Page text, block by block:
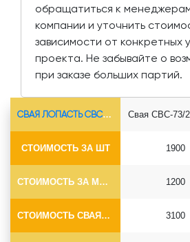
обращатиться к
компании и уточнить
зависимости от конкретных
проекта. Не забывайте о
при заказе больших партий.
СВАЯ ЛОПАСТЬ СВС-Ø73*5.5
СТОИМОСТЬ ЗА ШТ
СТОИМОСТЬ ЗА МОНТАЖ
СТОИМОСТЬ СВАЯ+СБОРКА (БЕЗ ОГОЛОВКА)
Свая СВС-73/
1900
1200
3100